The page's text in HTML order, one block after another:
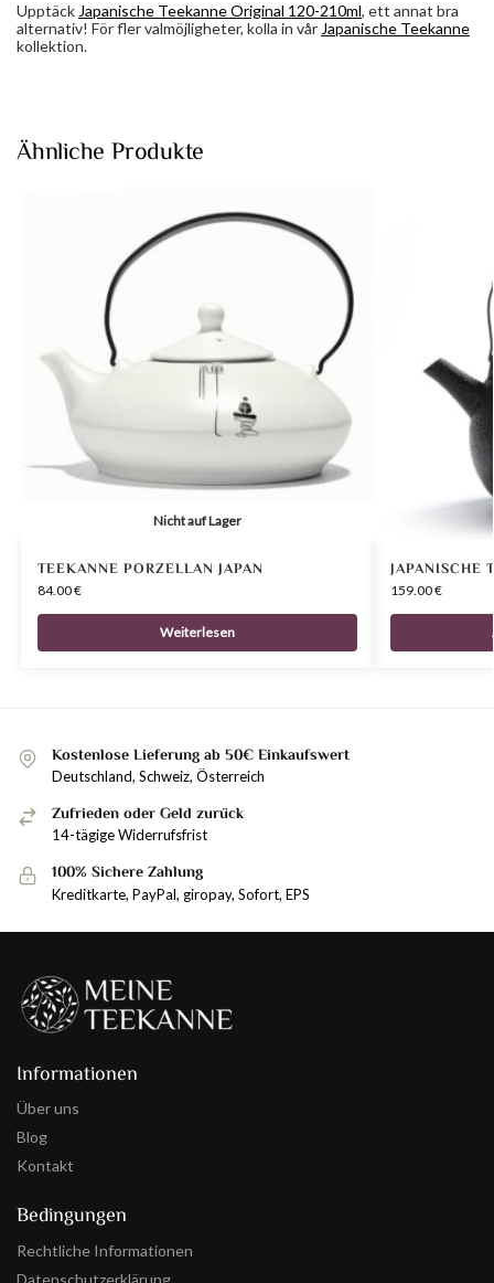
Upptäck Japanische Teekanne Original 120-210ml, ett annat bra
alternativ! För fler valmöjligheter, kolla in vår Japanische Teekanne
kollektion.
Ähnliche Produkte
Nicht auf Lager
TEEKANNE PORZELLAN JAPAN
84.00€
Weiterlesen
JAPANISCHE
159.00€
Kostenlose Lieferung ab 50€ Einkaufswert
Deutschland, Schweiz, Österreich
Zufrieden oder Geld zurück
14-tägige Widerrufsfrist
100% Sichere Zahlung
Kreditkarte, PayPal, giropay, Sofort, EPS
Informationen
Über uns
Blog
Kontakt
Bedingungen
Rechtliche Informationen
Datenschutzerklärung